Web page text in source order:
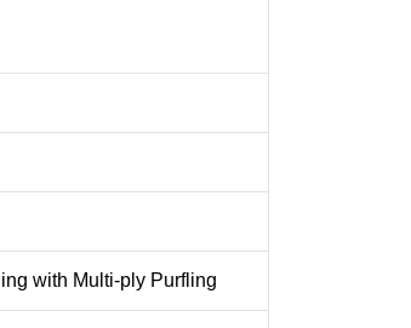
with Multi-ply Purfling